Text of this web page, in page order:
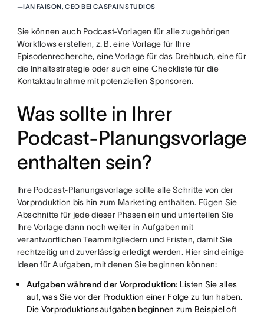
—IAN FAISON, CEO BEI CASPAIN STUDIOS
Sie können auch Podcast-Vorlagen für alle zugehörigen
Workflows erstellen, z. B. eine Vorlage für Ihre
Episodenrecherche, eine Vorlage für das Drehbuch, eine für
die Inhaltsstrategie oder auch eine Checkliste für die
Kontaktaufnahme mit potenziellen Sponsoren.
Was sollte in Ihrer
Podcast-Planungsvorlage
enthalten sein?
Ihre Podcast-Planungsvorlage sollte alle Schritte von der
Vorproduktion bis hin zum Marketing enthalten. Fügen Sie
Abschnitte für jede dieser Phasen ein und unterteilen Sie
Ihre Vorlage dann noch weiter in Aufgaben mit
verantwortlichen Teammitgliedern und Fristen, damit Sie
rechtzeitig und zuverlässig erledigt werden. Hier sind einige
Ideen für Aufgaben, mit denen Sie beginnen können:
Aufgaben während der Vorproduktion: Listen Sie alles
auf, was Sie vor der Produktion einer Folge zu tun haben.
Die Vorproduktionsaufgaben beginnen zum Beispiel oft